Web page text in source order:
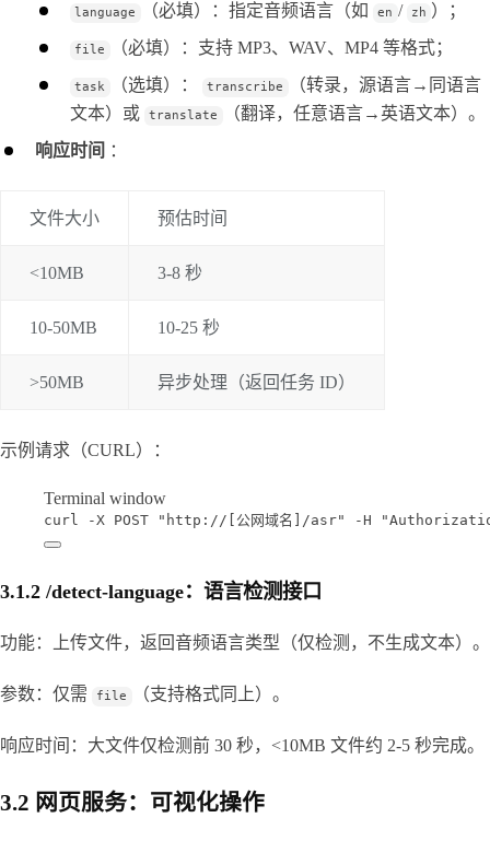
language （必填）：指定音频语言（如 en / zh ）；
file （必填）：支持 MP3、WAV、MP4 等格式；
task （选填）： transcribe
（转录，源语言→同语言
文本）或
translate
（翻译，任意语言→英语文本）。
响应时间 ：
文件大小 预估时间
<10MB 3-8 秒
10-50MB 10-25 秒
>50MB 异步处理（返回任务 ID）
示例请求（CURL）：
Terminal window
curl -X POST "http://[公网域名]/asr" -H
3.1.2 /detect-language：语言检测接口
功能：上传文件，返回音频语言类型（仅检测，不生成文本）。
参数：仅需 file （支持格式同上）。
响应时间：大文件仅检测前 30 秒，<10MB 文件约 2-5 秒完成。
3.2 网页服务：可视化操作